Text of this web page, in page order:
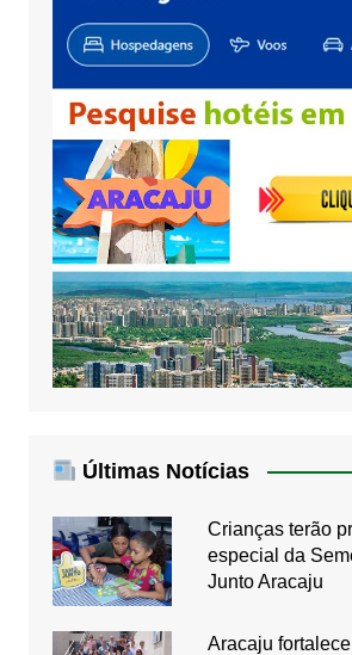
Últimas Notícias
Crianças terão
especial da
Junto Aracaju
Aracaju